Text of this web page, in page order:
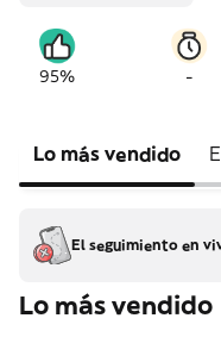
95% -
Lo más vendido
El seguimiento en
Lo más vendido